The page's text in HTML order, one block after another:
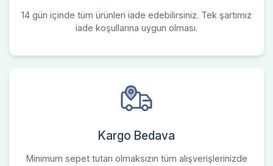
14 gün içinde tüm ürünleri iade edebilirsiniz. Tek şartımız
iade koşullarına uygun olması.
Kargo Bedava
Minimum sepet tutarı olmaksızın tüm alışverişlerinizde